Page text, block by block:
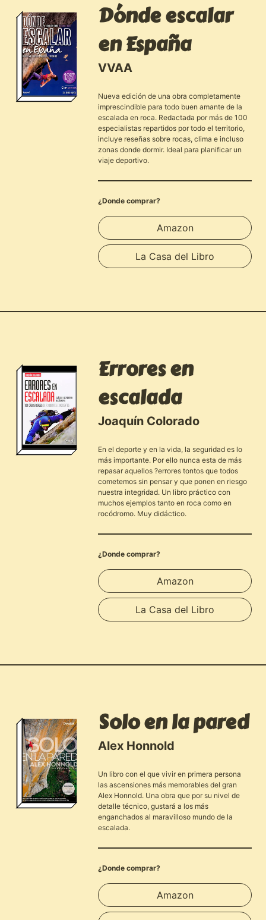
Dónde escalar
en España
VVAA
Nueva edición de una obra completamente
imprescindible para todo buen amante de la
escalada en roca. Redactada por más de 100
especialistas repartidos por todo el territorio,
incluye reseñas sobre rocas, clima e incluso
zonas donde dormir. Ideal para planificar un
viaje deportivo.
¿Donde comprar?
Amazon
La Casa del Libro
Errores en
escalada
Joaquín Colorado
En el deporte y en la vida, la seguridad es lo
más importante. Por ello nunca esta de más
repasar aquellos ?errores tontos que todos
cometemos sin pensar y que ponen en riesgo
nuestra integridad. Un libro práctico con
muchos ejemplos tanto en roca como en
rocódromo. Muy didáctico.
¿Donde comprar?
Amazon
La Casa del Libro
Solo en la pared
Alex Honnold
Un libro con el que vivir en primera persona
las ascensiones más memorables del gran
Alex Honnold. Una obra que por su nivel de
detalle técnico, gustará a los más
enganchados al maravilloso mundo de la
escalada.
¿Donde comprar?
Amazon